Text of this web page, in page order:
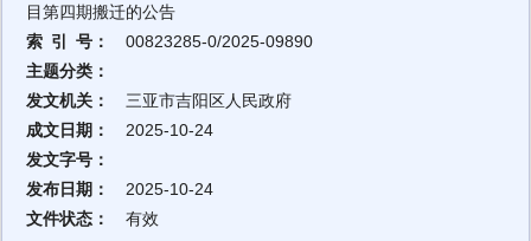
目第四期搬迁的公告
索 引 号：
00823285-0/2025-09890
主题分类：
发文机关：
三亚市吉阳区人民政府
成文日期：
2025-10-24
发文字号：
发布日期：
2025-10-24
文件状态：
有效